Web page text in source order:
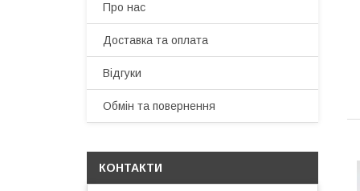
Про нас
Доставка та оплата
Відгуки
Обмін та повернення
КОНТАКТИ